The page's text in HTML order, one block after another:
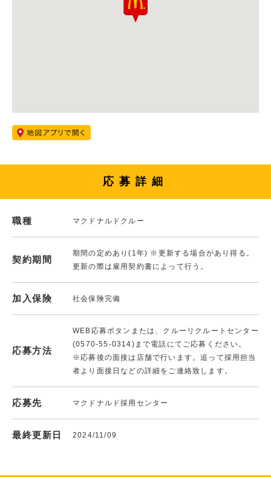
応募詳細
職種 マクドナルドクルー
契約期間
期間の定めあり(1年) ※更新する場合があり得る。
更新の際は雇用契約書によって行う。
加入保険 社会保険完備
応募方法
WEB応募ボタンまたは、クルーリクルートセンター
(0570-55-0314)まで電話にてご応募ください。
※応募後の面接は店舗で行います。追って採用担当
者より面接日などの詳細をご連絡致します。
応募先 マクドナルド採用センター
最終更新日 2024/11/09